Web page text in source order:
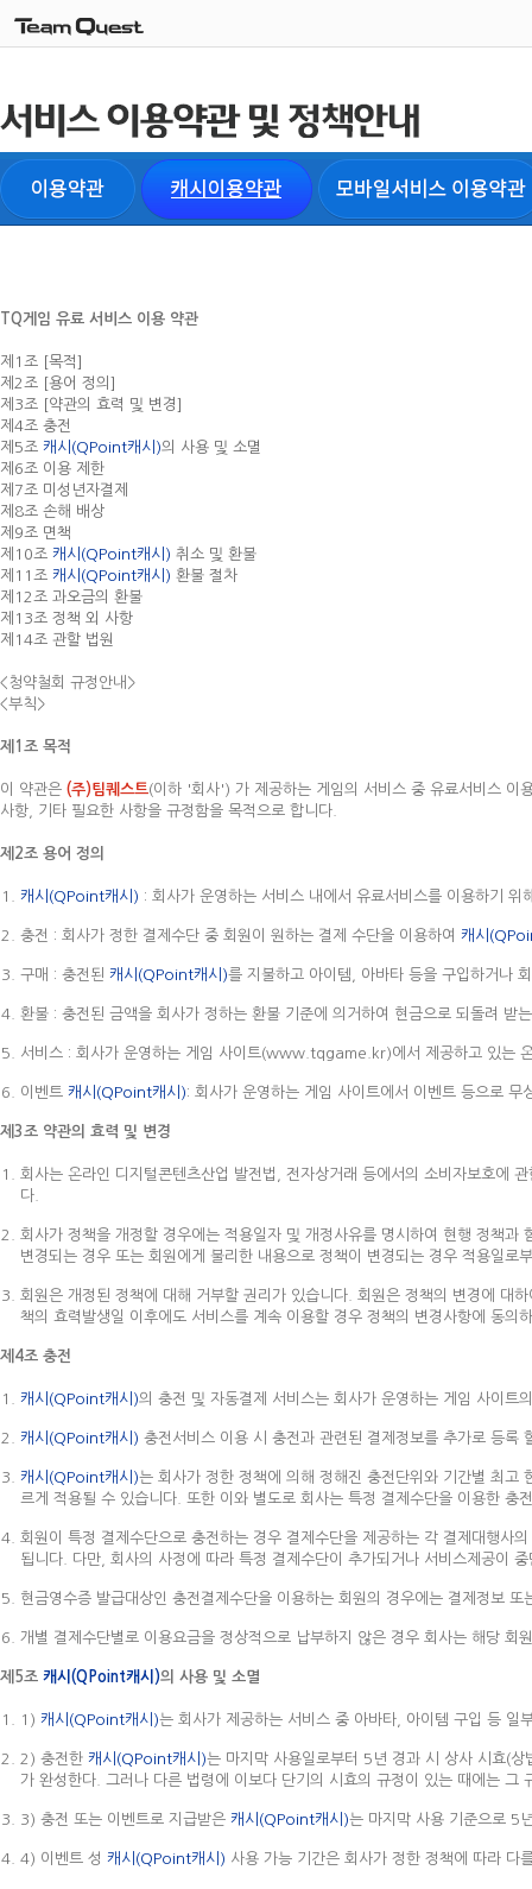
TQ게임 유료 서비스 이용 약관
제1조 [목적]
제2조 [용어 정의]
제3조 [약관의 효력 및 변경]
제4조 충전
제5조 캐시(QPoint캐시)의 사용 및 소멸
제6조 이용 제한
제7조 미성년자결제
제8조 손해 배상
제9조 면책
제10조 캐시(QPoint캐시) 취소 및 환불
제11조 캐시(QPoint캐시) 환불 절차
제12조 과오금의 환불
제13조 정책 외 사항
제14조 관할 법원
<청약철회 규정안내>
<부칙>
제1조 목적
이 약관은 (주)팀퀘스트(이하 '회사') 가 제공하는 게임의 서비스 중 유료서비스 이
사항, 기타 필요한 사항을 규정함을 목적으로 합니다.
제2조 용어 정의
캐시(QPoint캐시) : 회사가 운영하는 서비스 내에서 유료서비스를 이용하기
충전 : 회사가 정한 결제수단 중 회원이 원하는 결제 수단을 이용하여 캐시
구매 : 충전된 캐시(QPoint캐시)를 지불하고 아이템, 아바타 등을 구입하거나
환불 : 충전된 금액을 회사가 정하는 환불 기준에 의거하여 현금으로 되돌려 받
서비스 : 회사가 운영하는 게임 사이트(www.tqgame.kr)에서 제공하고 있는
이벤트 캐시(QPoint캐시): 회사가 운영하는 게임 사이트에서 이벤트 등으로
제3조 약관의 효력 및 변경
회사는 온라인 디지털콘텐츠산업 발전법, 전자상거래 등에서의 소비자보호에
다.
회사가 정책을 개정할 경우에는 적용일자 및 개정사유를 명시하여 현행 정책
변경되는 경우 또는 회원에게 불리한 내용으로 정책이 변경되는 경우 적용일로
회원은 개정된 정책에 대해 거부할 권리가 있습니다. 회원은 정책의 변경에 대
책의 효력발생일 이후에도 서비스를 계속 이용할 경우 정책의 변경사항에 동의
제4조 충전
캐시(QPoint캐시)의 충전 및 자동결제 서비스는 회사가 운영하는 게임 사이트
캐시(QPoint캐시) 충전서비스 이용 시 충전과 관련된 결제정보를 추가로 등록
캐시(QPoint캐시)는 회사가 정한 정책에 의해 정해진 충전단위와 기간별 최고
르게 적용될 수 있습니다. 또한 이와 별도로 회사는 특정 결제수단을 이용한 충
회원이 특정 결제수단으로 충전하는 경우 결제수단을 제공하는 각 결제대행사
됩니다. 다만, 회사의 사정에 따라 특정 결제수단이 추가되거나 서비스제공이
현금영수증 발급대상인 충전결제수단을 이용하는 회원의 경우에는 결제정보
개별 결제수단별로 이용요금을 정상적으로 납부하지 않은 경우 회사는 해당 회
제5조 캐시(QPoint캐시)의 사용 및 소멸
1) 캐시(QPoint캐시)는 회사가 제공하는 서비스 중 아바타, 아이템 구입 등 일
2) 충전한 캐시(QPoint캐시)는 마지막 사용일로부터 5년 경과 시 상사 시효(
가 완성한다. 그러나 다른 법령에 이보다 단기의 시효의 규정이 있는 때에는 그
3) 충전 또는 이벤트로 지급받은 캐시(QPoint캐시)는 마지막 사용 기준으로 5
4) 이벤트 성 캐시(QPoint캐시) 사용 가능 기간은 회사가 정한 정책에 따라 다